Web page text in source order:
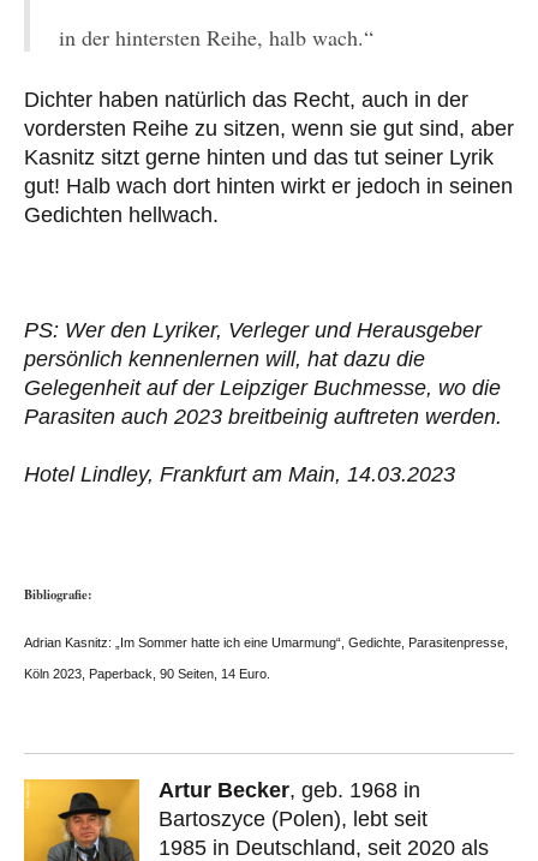
in der hintersten Reihe, halb wach.“
Dichter haben natürlich das Recht, auch in der
vordersten Reihe zu sitzen, wenn sie gut sind, aber
Kasnitz sitzt gerne hinten und das tut seiner Lyrik
gut! Halb wach dort hinten wirkt er jedoch in seinen
Gedichten hellwach.
PS: Wer den Lyriker, Verleger und Herausgeber
persönlich kennenlernen will, hat dazu die
Gelegenheit auf der Leipziger Buchmesse, wo die
Parasiten auch 2023 breitbeinig auftreten werden.
Hotel Lindley, Frankfurt am Main, 14.03.2023
Bibliografie:
Adrian Kasnitz: „Im Sommer hatte ich eine Umarmung“, Gedichte, Parasitenpresse,
Köln 2023, Paperback, 90 Seiten, 14 Euro.
Artur Becker, geb. 1968 in
Bartoszyce (Polen), lebt seit
1985 in Deutschland, seit 2020 als